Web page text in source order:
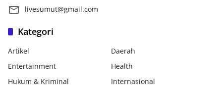
livesumut@gmail.com
Kategori
Artikel
Daerah
Entertainment
Health
Hukum & Kriminal
Internasional